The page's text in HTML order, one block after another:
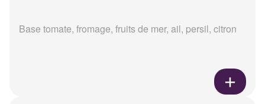
Base tomate, fromage, fruits de mer, ail, persil, citron